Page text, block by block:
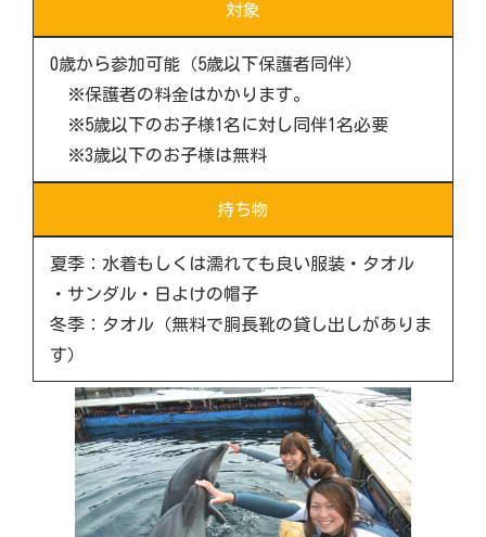
対象
0歳から参加可能（5歳以下保護者同伴）
※保護者の料金はかかります。
※5歳以下のお子様1名に対し同伴1名必要
※3歳以下のお子様は無料
持ち物
夏季：水着もしくは濡れても良い服装・タオル
・サンダル・日よけの帽子
冬季：タオル（無料で胴長靴の貸し出しがありま
す）